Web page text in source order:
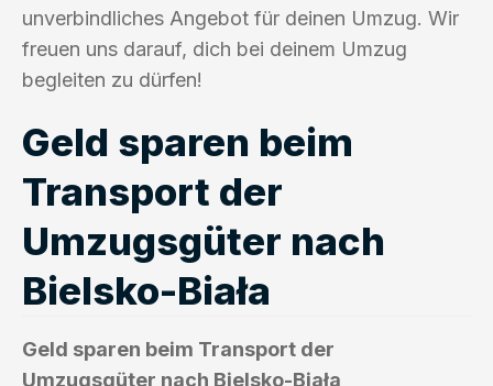
unverbindliches Angebot für deinen Umzug. Wir
freuen uns darauf, dich bei deinem Umzug
begleiten zu dürfen!
Geld sparen beim
Transport der
Umzugsgüter nach
Bielsko-Biała
Geld sparen beim Transport der
Umzugsgüter nach Bielsko-Biała